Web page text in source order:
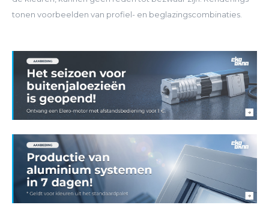
tonen voorbeelden van profiel- en beglazingscombinaties.